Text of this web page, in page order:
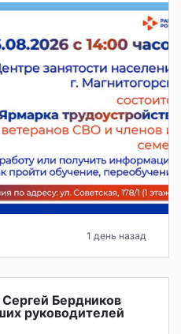
1 день назад
Сергей Бердников
руководителей